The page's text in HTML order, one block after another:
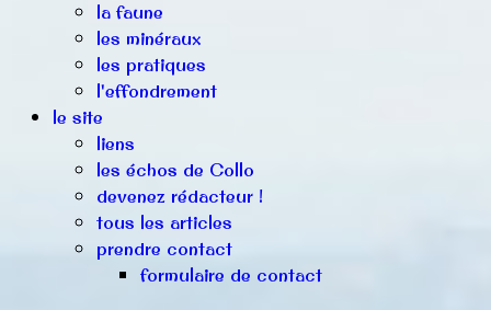
la faune
les minéraux
les pratiques
l'effondrement
le site
liens
les échos de Collo
devenez rédacteur !
tous les articles
prendre contact
formulaire de contact